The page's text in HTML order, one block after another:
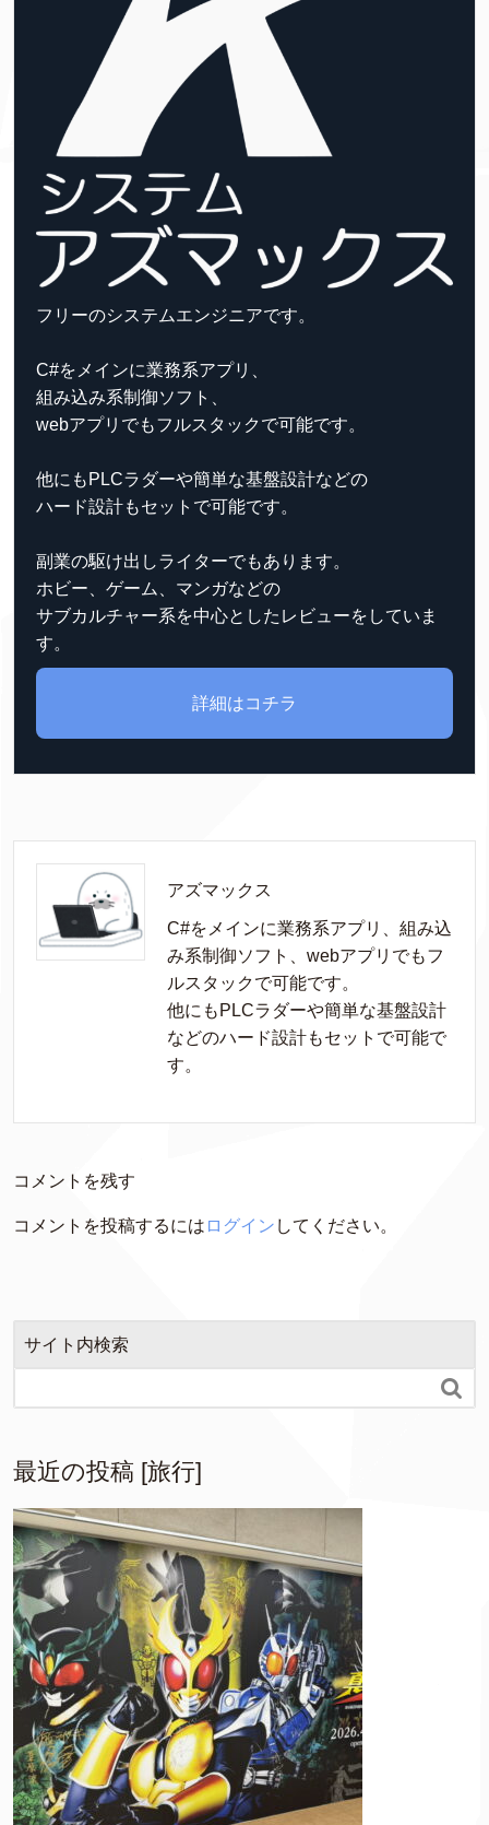
フリーのシステムエンジニアです。
C#をメインに業務系アプリ、
組み込み系制御ソフト、
webアプリでもフルスタックで可能です。
他にもPLCラダーや簡単な基盤設計などの
ハード設計もセットで可能です。
副業の駆け出しライターでもあります。
ホビー、ゲーム、マンガなどの
サブカルチャー系を中心としたレビューをしていま
す。
詳細はコチラ
アズマックス
C#をメインに業務系アプリ、組み込
み系制御ソフト、webアプリでもフ
ルスタックで可能です。
他にもPLCラダーや簡単な基盤設計
などのハード設計もセットで可能で
す。
コメントを残す
コメントを投稿するには ログイン してください。
サイト内検索

最近の投稿 [旅行]